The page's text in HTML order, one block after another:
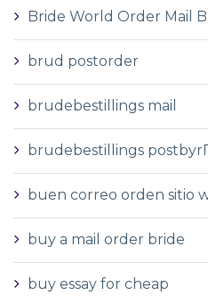
Bride World Order Mail
brud postorder
brudebestillings mail
brudebestillings
buen correo orden sitio
buy a mail order bride
buy essay for cheap